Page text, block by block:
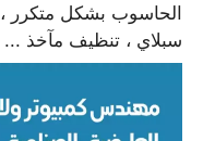
الحاسوب بشكل متكرر ،
سبلاي ، تنظيف مآخذ ...